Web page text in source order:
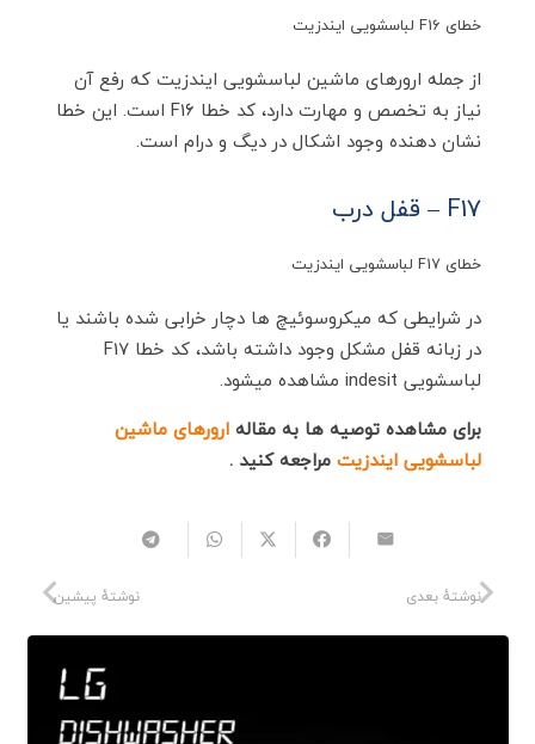
خطای F16 لباسشویی ایندزیت
از جمله ارورهای ماشین لباسشویی ایندزیت که رفع آن
نیاز به تخصص و مهارت دارد، کد خطا F16 است. این خطا
نشان دهنده وجود اشکال در دیگ و درام است.
F17 – قفل درب
خطای F17 لباسشویی ایندزیت
در شرایطی که میکروسوئیچ ها دچار خرابی شده باشند یا
در زبانه قفل مشکل وجود داشته باشد، کد خطا F17
لباسشویی indesit مشاهده میشود.
برای مشاهده توصیه ها به مقالهارورهای ماشین
لباسشویی ایندزیتمراجعه کنید .
نوشتهٔ پیشین نوشتهٔ بعدی